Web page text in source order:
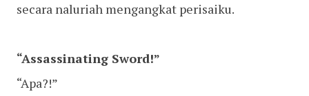
secara naluriah mengangkat perisaiku.
“Assassinating Sword!”
“Apa?!”